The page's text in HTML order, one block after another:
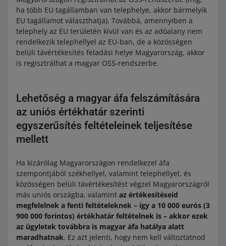
ha több EU tagállamban van telephelye, akkor bármelyik
EU tagállamot választhatja). Továbbá, amennyiben a
telephely az EU területén kívül van és az adóalany nem
rendelkezik telephellyel az EU-ban, de a közösségen
belüli távértékesítés feladási helye Magyarország, akkor
is regisztrálhat a magyar OSS-rendszerbe.
Lehetőség a magyar áfa felszámítására
az uniós értékhatár szerinti
egyszerűsítés feltételeinek teljesítése
mellett
Ha kizárólag Magyarországon rendelkezel áfa
szempontjából székhellyel, valamint telephellyel, és
közösségen belüli távértékesítést végzel Magyarországról
más uniós országba, valamint az értékesítéseid
megfelelnek a fenti feltételeknek – így a 10 000 eurós (3
900 000 forintos) értékhatár feltételnek is – akkor ezek
az ügyletek továbbra is magyar áfa hatálya alatt
maradhatnak. Ez azt jelenti, hogy nem kell változtatnod